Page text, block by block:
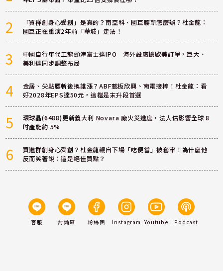
2
「買群創身心受創」是真的？南亞科、國巨腰斬怎麼辦？杜金龍：
國巨正在重演2年前「華城」走法！
3
中國自行車代工龍頭津富士達IPO 海外設廠搶歐美訂單，巨大、
美利達同步調整布局
4
金居、尖點腰斬後換誰漲？ABF載板欣興、南電接棒！杜金龍：看
好2028年EPS達50元，這檔是末升段首選
5
環球晶(6488)更新義大利 Novara 廠火災進度，法人估影響全球 8
吋產能約 5%
6
買進群創身心受創？杜金龍親自下場「吃便當」被套牢！為什麼他
反而笑著說：這是絕佳買點？
客服 討論區 粉絲團 Instagram Youtube Podcast